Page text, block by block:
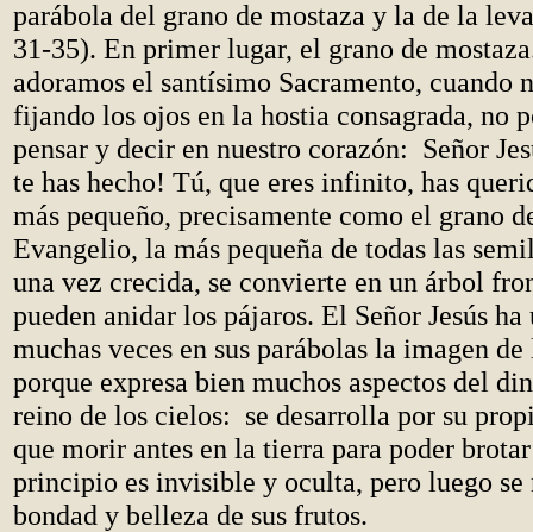
parábola del grano de mostaza y la de la
31-35). En primer lugar, el grano de
adoramos el santísimo Sacramento, cuando
fijando los ojos en la hostia consagrada, no
pensar y decir en nuestro corazón: Señor
te has hecho! Tú, que eres infinito, has
más pequeño, precisamente como el grano
Evangelio, la más pequeña de todas las
una vez crecida, se convierte en un árbol
pueden anidar los pájaros. El Señor Jesús
muchas veces en sus parábolas la imagen
porque expresa bien muchos aspectos del
reino de los cielos: se desarrolla por su
que morir antes en la tierra para poder
principio es invisible y oculta, pero luego se
bondad y belleza de sus frutos.